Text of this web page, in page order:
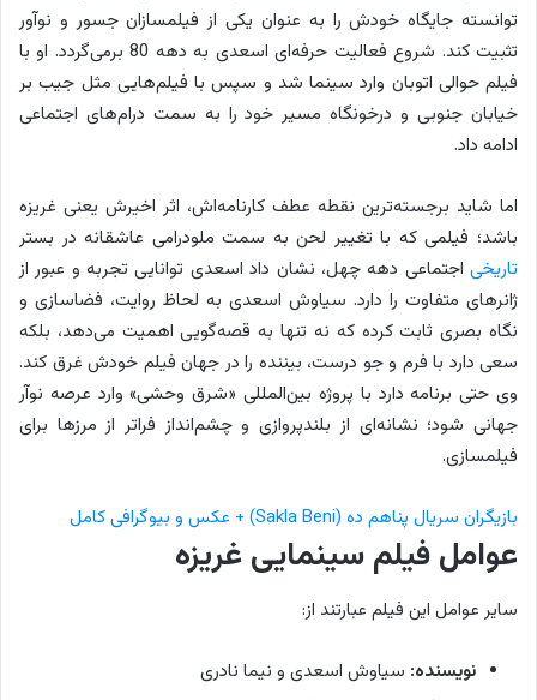
توانسته جایگاه خودش را به عنوان یکی از فیلمسازان جسور و نوآور
تثبیت کند. شروع فعالیت حرفه‌ای اسعدی به دهه 80 برمی‌گردد. او با
فیلم حوالی اتوبان وارد سینما شد و سپس با فیلم‌هایی مثل جیب بر
خیابان جنوبی و درخونگاه مسیر خود را به سمت درام‌های اجتماعی
ادامه داد.
اما شاید برجسته‌ترین نقطه عطف کارنامه‌اش، اثر اخیرش یعنی غریزه
باشد؛ فیلمی که با تغییر لحن به سمت ملودرامی عاشقانه در بستر
تاریخی اجتماعی دهه چهل، نشان داد اسعدی توانایی تجربه و عبور از
ژانرهای متفاوت را دارد. سیاوش اسعدی به لحاظ روایت، فضاسازی و
نگاه بصری ثابت کرده که نه تنها به قصه‌گویی اهمیت می‌دهد، بلکه
سعی دارد با فرم و جو درست، بیننده را در جهان فیلم خودش غرق کند.
وی حتی برنامه دارد با پروژه بین‌المللی «شرق وحشی» وارد عرصه نوآر
جهانی شود؛ نشانه‌ای از بلندپروازی و چشم‌انداز فراتر از مرزها برای
فیلمسازی.
بازیگران سریال پناهم ده (Sakla Beni) + عکس و بیوگرافی کامل
عوامل فیلم سینمایی غریزه
سایر عوامل این فیلم عبارتند از:
نویسنده: سیاوش اسعدی و نیما نادری